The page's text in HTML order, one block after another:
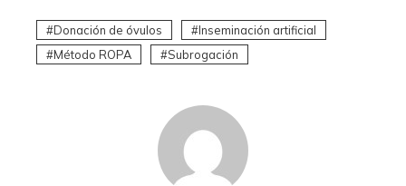
Donación de óvulos
Inseminación artificial
Método ROPA
Subrogación